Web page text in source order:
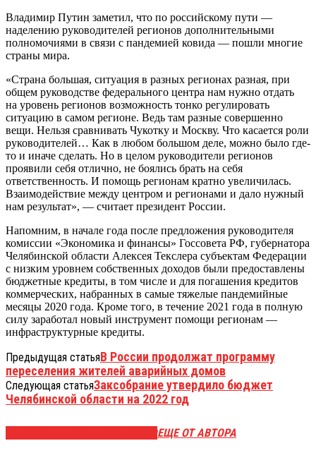
Владимир Путин заметил, что по российскому пути —
наделению руководителей регионов дополнительными
полномочиями в связи с пандемией ковида — пошли многие
страны мира.
«Страна большая, ситуация в разных регионах разная, при
общем руководстве федерального центра нам нужно отдать
на уровень регионов возможность тонко регулировать
ситуацию в самом регионе. Ведь там разные совершенно
вещи. Нельзя сравнивать Чукотку и Москву. Что касается роли
руководителей… Как в любом большом деле, можно было где-
то и иначе сделать. Но в целом руководители регионов
проявили себя отлично, не боялись брать на себя
ответственность. И помощь регионам кратно увеличилась.
Взаимодействие между центром и регионами и дало нужный
нам результат», — считает президент России.
Напомним, в начале года после предложения руководителя
комиссии «Экономика и финансы» Госсовета РФ, губернатора
Челябинской области Алексея Текслера субъектам Федерации
с низким уровнем собственных доходов были предоставлены
бюджетные кредиты, в том числе и для погашения кредитов
коммерческих, набранных в самые тяжелые пандемийные
месяцы 2020 года. Кроме того, в течение 2021 года в полную
силу заработал новый инструмент помощи регионам —
инфраструктурные кредиты.
Предыдущая статьяВ России продолжат программу
переселения жителей аварийных домов
Следующая статьяЗаксобрание утвердило бюджет
Челябинской области на 2022 год
ЕЩЕ ОТ АВТОРА